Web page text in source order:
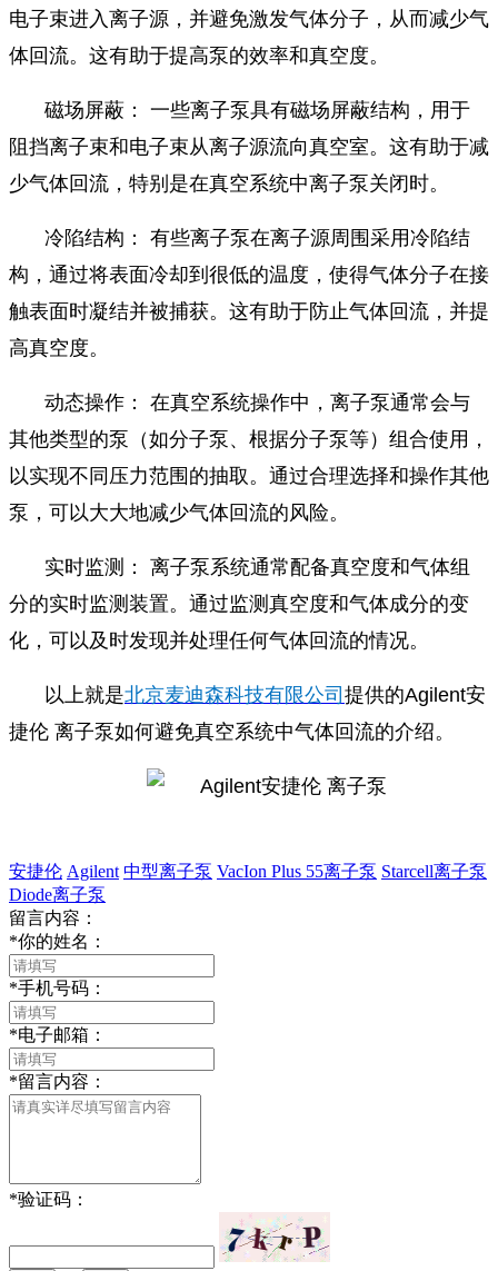
电子束进入离子源，并避免激发气体分子，从而减少气
体回流。这有助于提高泵的效率和真空度。
磁场屏蔽： 一些离子泵具有磁场屏蔽结构，用于
阻挡离子束和电子束从离子源流向真空室。这有助于减
少气体回流，特别是在真空系统中离子泵关闭时。
冷陷结构： 有些离子泵在离子源周围采用冷陷结
构，通过将表面冷却到很低的温度，使得气体分子在接
触表面时凝结并被捕获。这有助于防止气体回流，并提
高真空度。
动态操作： 在真空系统操作中，离子泵通常会与
其他类型的泵（如分子泵、根据分子泵等）组合使用，
以实现不同压力范围的抽取。通过合理选择和操作其他
泵，可以大大地减少气体回流的风险。
实时监测： 离子泵系统通常配备真空度和气体组
分的实时监测装置。通过监测真空度和气体成分的变
化，可以及时发现并处理任何气体回流的情况。
以上就是北京麦迪森科技有限公司 提供的Agilent安
捷伦 离子泵如何避免真空系统中气体回流的介绍。
安捷伦 Agilent 中型离子泵 VacIon Plus 55离子泵 Starcell离子泵
Diode离子泵
留言内容：
*你的姓名：
*手机号码：
*电子邮箱：
*留言内容：
*验证码：